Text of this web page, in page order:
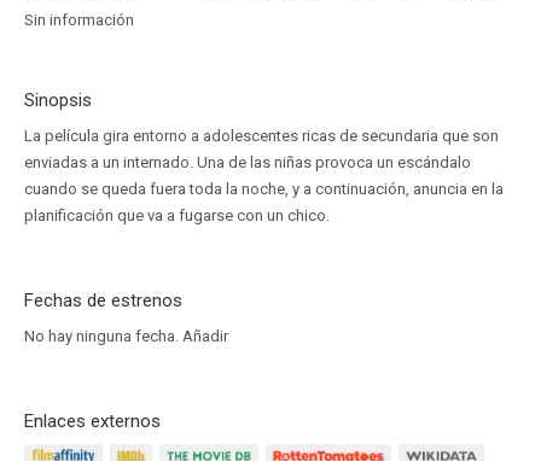
Sin información
Sinopsis
La película gira entorno a adolescentes ricas de secundaria que son
enviadas a un internado. Una de las niñas provoca un escándalo
cuando se queda fuera toda la noche, y a continuación, anuncia en la
planificación que va a fugarse con un chico.
Fechas de estrenos
No hay ninguna fecha. Añadir
Enlaces externos